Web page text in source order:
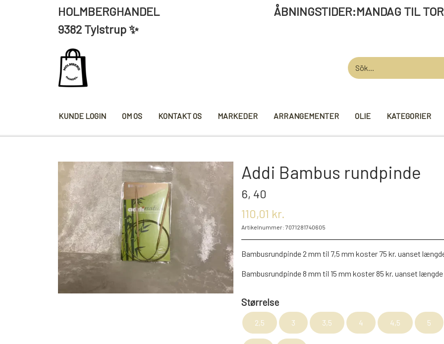
HOLMBERGHANDEL ÅBNINGSTIDER:MANDAG TIL
9382 Tylstrup ✨
KUNDE LOGIN OM OS KONTAKT OS MARKEDER ARRANGEMENTER OLIE KATEGORIER
KRYDDERIER
SALT/PEBER
PAPRIKA/CHILI
KARRY KRYDDERIER
KRYDDERURTER
BAGEKRYDDERI/ KRYMMEL
MIXKRYDDERIER
HYBENGAARDEN GARN
VIKINGEGARN
MAYFLOWER
NAVIA GARN
LANA GROSSA
STRIKKE
MADE BY ...
SJOV OG LEG
PULL BACK INDUSTRIMASKINER OG MONSTERTRUK
DIVERSE
Addi Bambus rundpinde
6, 40
110,01 kr.
Artikelnummer: 7071281740605
Bambusrundpinde 2 mm til 7,5 mm koster 75 kr. uanset
Bambusrundpinde 8 mm til 15 mm koster 85 kr. uanset længde
Størrelse
2,5 3 3,5 4 4,5 5